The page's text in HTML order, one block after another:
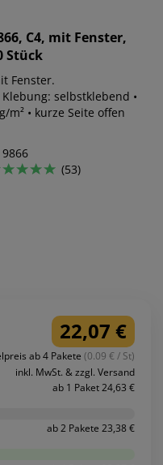
C4, mit Fenster,
Stück
Fenster.
Klebung: selbstklebend •
m² • kurze Seite offen
(53)
22,07 €
ab 4 Pakete (0.09 € / St)
inkl. MwSt. & zzgl. Versand
ab 1 Paket 24,63 €
ab 2 Pakete 23,38 €